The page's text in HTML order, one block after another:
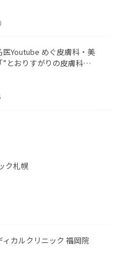
医Youtube めぐ皮膚科・美
”とおりすがりの皮膚科
ク札幌
ィカルクリニック 福岡院